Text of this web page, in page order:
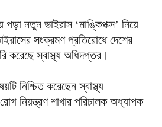
নতুন ভাইরাস ‘মাঙ্কিপক্স’ নিয়ে
সংক্রমণ প্রতিরোধে দেশের
করেছে স্বাস্থ্য অধিদপ্তর।
নিশ্চিত করেছেন স্বাস্থ্য
নিয়ন্ত্রণ শাখার পরিচালক অধ্যাপক